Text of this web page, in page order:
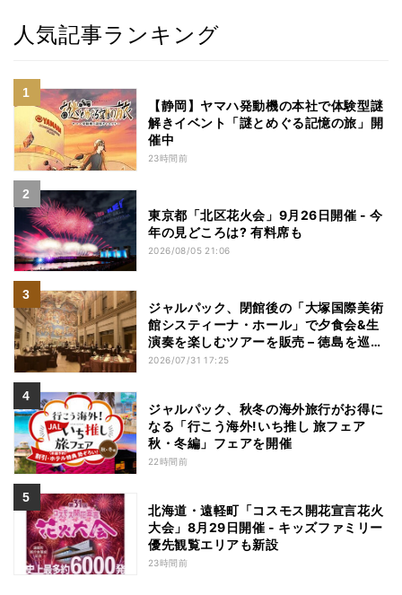
人気記事ランキング
【静岡】ヤマハ発動機の本社で体験型謎
解きイベント「謎とめぐる記憶の旅」開
催中
23時間前
東京都「北区花火会」9月26日開催 - 今
年の見どころは? 有料席も
2026/08/05 21:06
ジャルパック、閉館後の「大塚国際美術
館システィーナ・ホール」で夕食会&生
演奏を楽しむツアーを販売 – 徳島を巡る
5つのコース
2026/07/31 17:25
ジャルパック、秋冬の海外旅行がお得に
なる「行こう海外!いち推し 旅フェア
秋・冬編」フェアを開催
22時間前
北海道・遠軽町「コスモス開花宣言花火
大会」8月29日開催 - キッズファミリー
優先観覧エリアも新設
23時間前